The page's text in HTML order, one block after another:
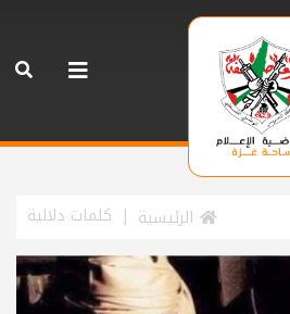
الرئيسية كلمات دلالية